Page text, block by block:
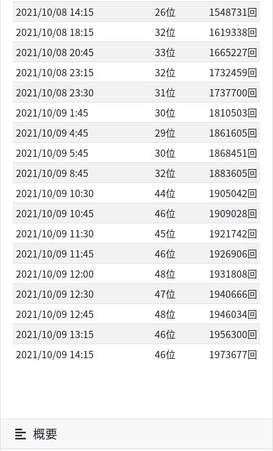
2021/10/08 14:15
26位
1548731回
2021/10/08 18:15
32位
1619338回
2021/10/08 20:45
33位
1665227回
2021/10/08 23:15
32位
1732459回
2021/10/08 23:30
31位
1737700回
2021/10/09 1:45
30位
1810503回
2021/10/09 4:45
29位
1861605回
2021/10/09 5:45
30位
1868451回
2021/10/09 8:45
32位
1883605回
2021/10/09 10:30
44位
1905042回
2021/10/09 10:45
46位
1909028回
2021/10/09 11:30
45位
1921742回
2021/10/09 11:45
46位
1926906回
2021/10/09 12:00
48位
1931808回
2021/10/09 12:30
47位
1940666回
2021/10/09 12:45
48位
1946034回
2021/10/09 13:15
46位
1956300回
2021/10/09 14:15
46位 1973677回
概要